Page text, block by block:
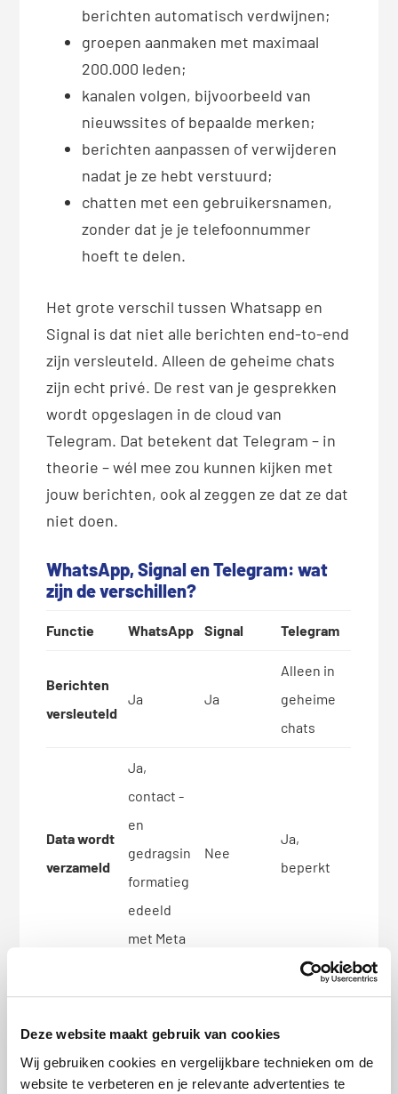
Deze website maakt gebruik van cookies
Wij gebruiken cookies en vergelijkbare technieken om de
website te verbeteren en je relevante advertenties te
berichten automatisch verdwijnen;
groepen aanmaken met maximaal
200.000 leden;
kanalen volgen, bijvoorbeeld van
nieuwssites of bepaalde merken;
berichten aanpassen of verwijderen
nadat je ze hebt verstuurd;
chatten met een gebruikersnamen,
zonder dat je je telefoonnummer
hoeft te delen.
Het grote verschil tussen Whatsapp en
Signal is dat niet alle berichten end-to-end
zijn versleuteld. Alleen de geheime chats
zijn echt privé. De rest van je gesprekken
wordt opgeslagen in de cloud van
Telegram. Dat betekent dat Telegram – in
theorie – wél mee zou kunnen kijken met
jouw berichten, ook al zeggen ze dat ze dat
niet doen.
WhatsApp, Signal en Telegram: wat
zijn de verschillen?
Functie WhatsApp Signal Telegram
Berichten
versleuteld
Ja Ja
Alleen in
geheime
chats
Data wordt
verzameld
Ja,
contact -
en
gedragsin
formatieg
edeeld
met Meta
Nee
Ja,
beperkt
es
mogelijk
wel